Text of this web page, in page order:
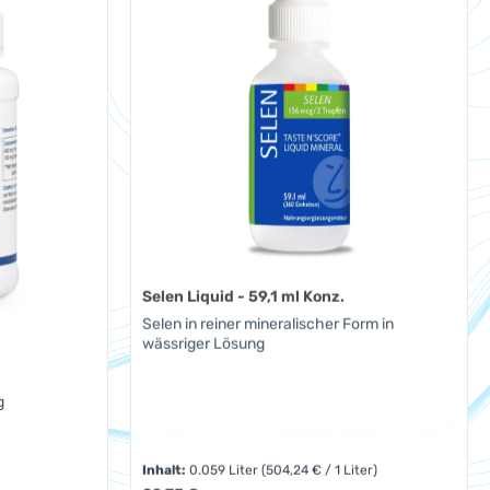
Selen Liquid - 59,1 ml Konz.
Selen in reiner mineralischer Form in
wässriger Lösung
Inhalt: 0.059 Liter (504,24 € / 1 Liter)